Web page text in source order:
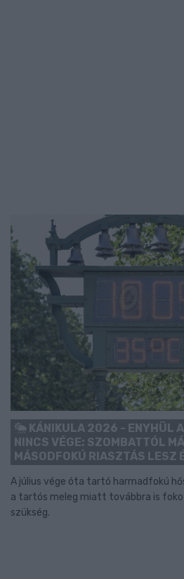
KÁNIKULA 2026 - ENYHÜL A
NINCS VÉGE: SZOMBATTÓL
MÁSODFOKÚ RIASZTÁS LESZ
A július vége óta tartó harmadfokú
a tartós meleg miatt továbbra is
szükség.